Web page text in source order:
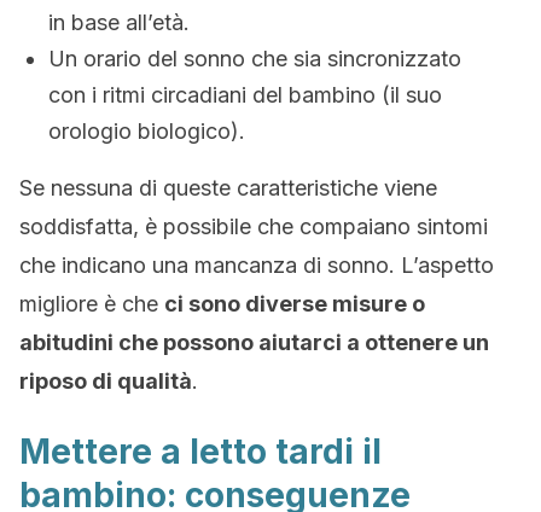
in base all’età.
Un orario del sonno che sia sincronizzato
con i ritmi circadiani del bambino (il suo
orologio biologico).
Se nessuna di queste caratteristiche viene
soddisfatta, è possibile che compaiano sintomi
che indicano una mancanza di sonno. L’aspetto
migliore è che ci sono diverse misure o
abitudini che possono aiutarci a ottenere un
riposo di qualità.
Mettere a letto tardi il
bambino: conseguenze